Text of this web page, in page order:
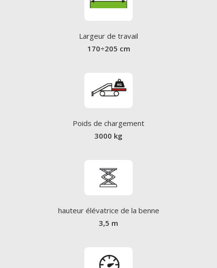
Largeur de travail
170÷205 cm
Poids de chargement
3000 kg
hauteur élévatrice de la benne
3,5 m